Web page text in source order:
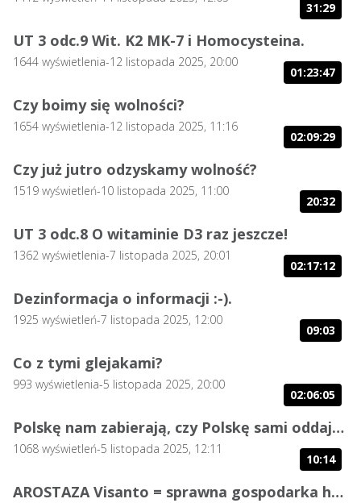
31:29
UT 3 odc.9 Wit. K2 MK-7 i Homocysteina.
1644 wyświetlenia-12 listopada 2025, 20:00
01:23:47
Czy boimy się wolności?
1654 wyświetlenia-12 listopada 2025, 11:16
02:09:29
Czy już jutro odzyskamy wolność?
1519 wyświetleń-10 listopada 2025, 11:00
20:32
UT 3 odc.8 O witaminie D3 raz jeszcze!
1362 wyświetlenia-7 listopada 2025, 20:01
02:17:12
Dezinformacja o informacji :-).
1925 wyświetleń-7 listopada 2025, 12:00
09:03
Co z tymi glejakami?
993 wyświetlenia-5 listopada 2025, 20:00
02:06:05
Polskę nam zabierają, czy Polskę sami oddajemy?
1068 wyświetleń-5 listopada 2025, 12:11
10:14
AROSTAZA Visanto = sprawna gospodarka hormonalna